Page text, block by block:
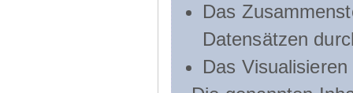
Das
Datensätzen
Das